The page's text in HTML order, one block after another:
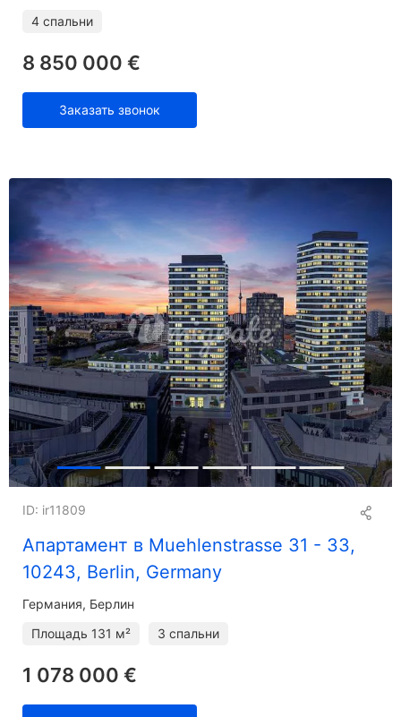
4 спальни
8 850 000 €
Заказать звонок
Апартамент в Muehlenstrasse 31 - 33,
10243, Berlin, Germany
ID: ir11809
Германия, Берлин
Площадь 131 м² 3 спальни
1 078 000 €